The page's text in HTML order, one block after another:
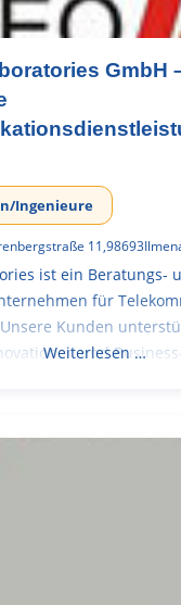
GmbH
Ingenieure
11,98693
ist ein Beratungs-
für
Kunden
und
Weiterlesen …